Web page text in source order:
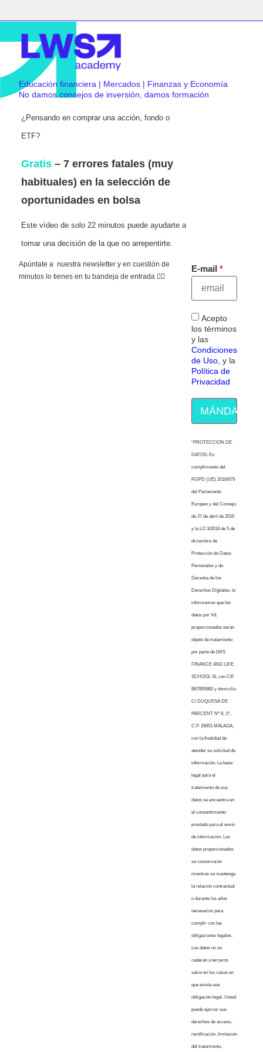
Educación financiera | Mercados | Finanzas y Economía
No damos consejos de inversión, damos formación
¿Pensando en comprar una acción, fondo o
ETF?
Gratis – 7 errores fatales (muy
habituales) en la selección de
oportunidades en bolsa
Este vídeo de solo 22 minutos puede ayudarte a
tomar una decisión de la que no arrepentirte.
Apúntate a nuestra newsletter y en cuestión de
minutos lo tienes en tu bandeja de entrada 👇🏻
E-mail
Acepto
los términos
y las
Condiciones
de Uso, y la
Política de
Privacidad
MÁNDAME
“PROTECCION DE
DATOS: En
cumplimiento del
RGPD (UE) 2016/679
del Parlamento
Europeo y del Consejo
de 27 de abril de 2016
y la LO 3/2018 de 5 de
diciembre de
Protección de Datos
Personales y de
Garantía de los
Derechos Digitales, le
informamos que los
datos por Vd.
proporcionados serán
objeto de tratamiento
por parte de LWS
FINANCE AND LIFE
SCHOOL SL con CIF
B67855882 y domicilio
C/ DUQUESA DE
PARCENT Nº 8, 1º,
C.P. 29001 MALAGA,
con la finalidad de
atender su solicitud de
información. La base
legal para el
tratamiento de sus
datos se encuentra en
el consentimiento
prestado para el envío
de información. Los
datos proporcionados
se conservarán
mientras se mantenga
la relación contractual
o durante los años
necesarios para
cumplir con las
obligaciones legales.
Los datos no se
cederán a terceros
salvo en los casos en
que exista una
obligación legal. Usted
puede ejercer sus
derechos de acceso,
rectificación, limitación
del tratamiento,